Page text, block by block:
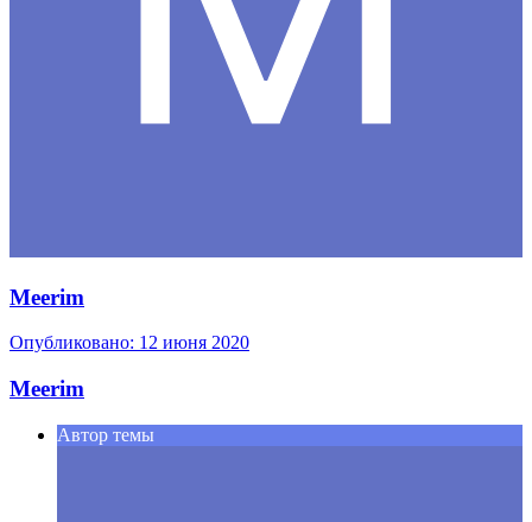
Meerim
Опубликовано: 12 июня 2020
Meerim
Автор темы